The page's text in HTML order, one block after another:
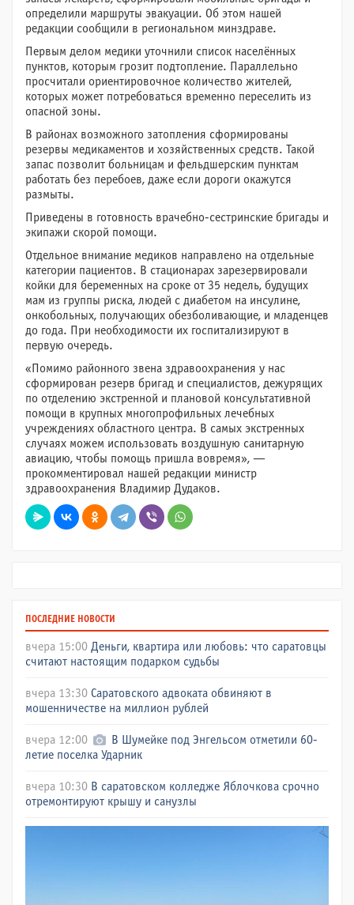
определили маршруты эвакуации. Об этом нашей
редакции сообщили в региональном минздраве.
Первым делом медики уточнили список населённых
пунктов, которым грозит подтопление. Параллельно
просчитали ориентировочное количество жителей,
которых может потребоваться временно переселить из
опасной зоны.
В районах возможного затопления сформированы
резервы медикаментов и хозяйственных средств. Такой
запас позволит больницам и фельдшерским пунктам
работать без перебоев, даже если дороги окажутся
размыты.
Приведены в готовность врачебно-сестринские бригады и
экипажи скорой помощи.
Отдельное внимание медиков направлено на отдельные
категории пациентов. В стационарах зарезервировали
койки для беременных на сроке от 35 недель, будущих
мам из группы риска, людей с диабетом на инсулине,
онкобольных, получающих обезболивающие, и младенцев
до года. При необходимости их госпитализируют в
первую очередь.
«Помимо районного звена здравоохранения у нас
сформирован резерв бригад и специалистов, дежурящих
по отделению экстренной и плановой консультативной
помощи в крупных многопрофильных лечебных
учреждениях областного центра. В самых экстренных
случаях можем использовать воздушную санитарную
авиацию, чтобы помощь пришла вовремя», —
прокомментировал нашей редакции министр
здравоохранения Владимир Дудаков.
ПОСЛЕДНИЕ НОВОСТИ
вчера 15:00 Деньги, квартира или любовь: что саратовцы
считают настоящим подарком судьбы
вчера 13:30 Саратовского адвоката обвиняют в
мошенничестве на миллион рублей
вчера 12:00
В Шумейке под Энгельсом отметили 60-
летие поселка Ударник
вчера 10:30 В саратовском колледже Яблочкова срочно
отремонтируют крышу и санузлы